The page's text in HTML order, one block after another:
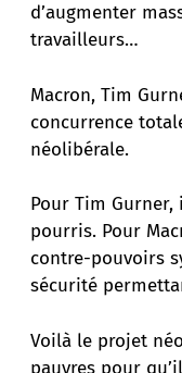
d’augmenter
travailleurs…
Macron, Tim
concurrence
néolibérale.
Pour Tim
pourris. Pour
contre-pouvoirs
sécurité
Voilà le projet
pauvres pour